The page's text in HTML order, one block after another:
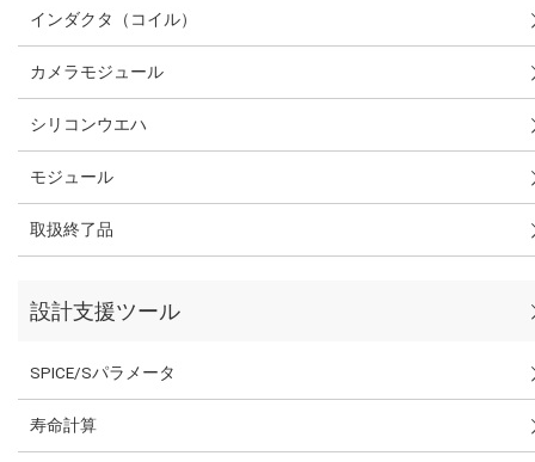
インダクタ（コイル）
カメラモジュール
シリコンウエハ
モジュール
取扱終了品
設計支援ツール
SPICE/Sパラメータ
寿命計算